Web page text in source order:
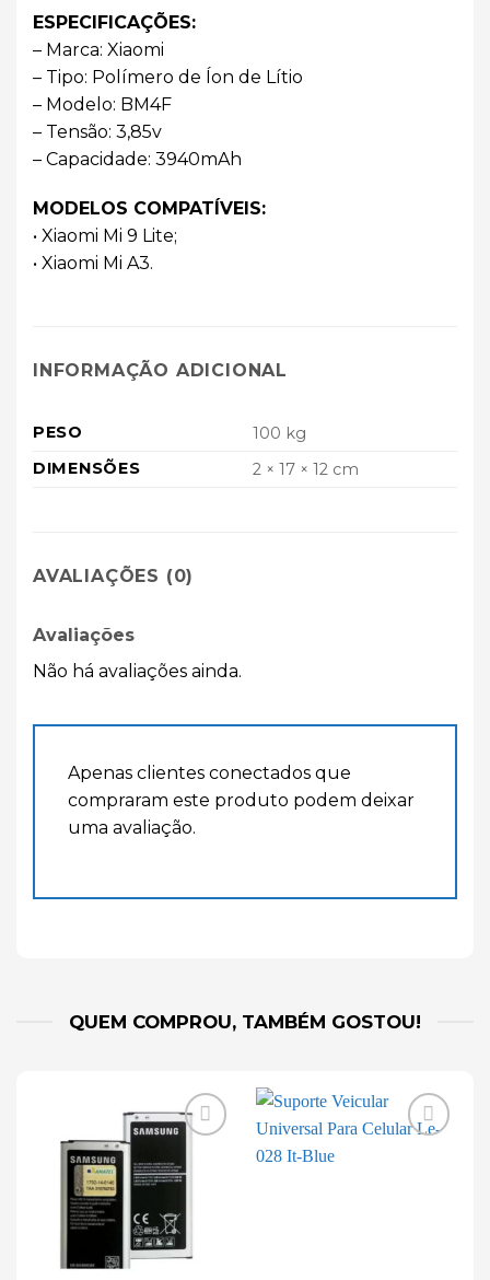
ESPECIFICAÇÕES:
– Marca: Xiaomi
– Tipo: Polímero de Íon de Lítio
– Modelo: BM4F
– Tensão: 3,85v
– Capacidade: 3940mAh
MODELOS COMPATÍVEIS:
• Xiaomi Mi 9 Lite;
• Xiaomi Mi A3.
INFORMAÇÃO ADICIONAL
PESO
100 kg
DIMENSÕES
2 × 17 × 12 cm
AVALIAÇÕES (0)
Avaliações
Não há avaliações ainda.
Apenas clientes conectados que
compraram este produto podem deixar
uma avaliação.
QUEM COMPROU, TAMBÉM GOSTOU!
wishlist